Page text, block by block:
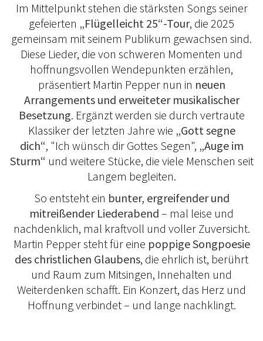
Im Mittelpunkt stehen die stärksten Songs seiner
gefeierten „Flügelleicht 25“-Tour, die 2025
gemeinsam mit seinem Publikum gewachsen sind.
Diese Lieder, die von schweren Momenten und
hoffnungsvollen Wendepunkten erzählen,
präsentiert Martin Pepper nun in neuen
Arrangements und erweiteter musikalischer
Besetzung. Ergänzt werden sie durch vertraute
Klassiker der letzten Jahre wie „Gott segne
dich“, "Ich wünsch dir Gottes Segen", „Auge im
Sturm“ und weitere Stücke, die viele Menschen seit
Langem begleiten.
So entsteht ein bunter, ergreifender und
mitreißender Liederabend – mal leise und
nachdenklich, mal kraftvoll und voller Zuversicht.
Martin Pepper steht für eine poppige Songpoesie
des christlichen Glaubens, die ehrlich ist, berührt
und Raum zum Mitsingen, Innehalten und
Weiterdenken schafft. Ein Konzert, das Herz und
Hoffnung verbindet – und lange nachklingt.